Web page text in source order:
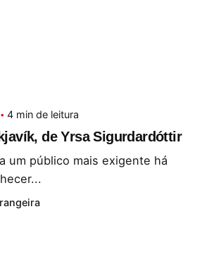
4 min de leitura
de Yrsa Sigurdardóttir
um público mais exigente há